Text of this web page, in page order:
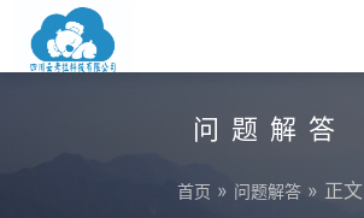
问题解答
首页 » 问题解答 » 正文